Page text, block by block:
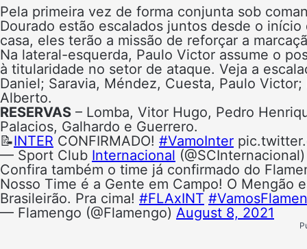
Pela primeira vez de forma conjunta sob
Dourado estão escalados juntos desde o
casa, eles terão a missão de reforçar a
Na lateral-esquerda, Paulo Victor assume o
à titularidade no setor de ataque. Veja a
Daniel; Saravia, Méndez, Cuesta, Paulo
Alberto.
RESERVAS – Lomba, Vitor Hugo, Pedro
Palacios, Galhardo e Guerrero.
📝INTER CONFIRMADO! #VamoInter
— Sport Club Internacional (@SCInternacional)
Confira também o time já confirmado do
Nosso Time é a Gente em Campo! O Mengão
Brasileirão. Pra cima! #FLAxINT
— Flamengo (@Flamengo) August 8, 2021